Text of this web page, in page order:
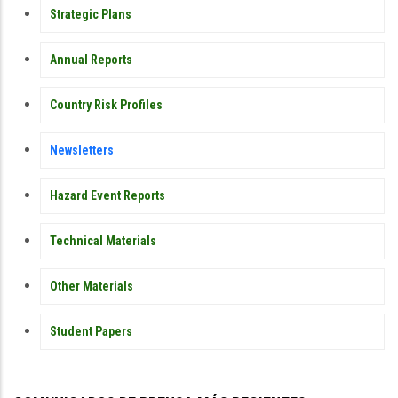
PUBLICATIONS
Strategic Plans
Annual Reports
Country Risk Profiles
Newsletters
Hazard Event Reports
Technical Materials
Other Materials
Student Papers